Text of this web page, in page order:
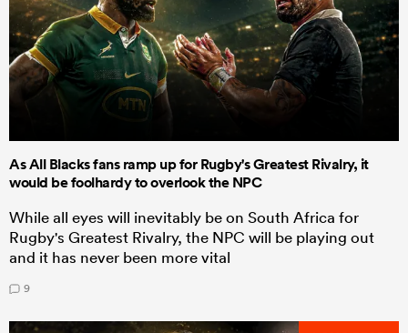
As All Blacks fans ramp up for Rugby's Greatest Rivalry, it
would be foolhardy to overlook the NPC
While all eyes will inevitably be on South Africa for
Rugby's Greatest Rivalry, the NPC will be playing out
and it has never been more vital
9